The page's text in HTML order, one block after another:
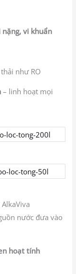
nặng, vi khuẩn
như RO
– linh hoạt mọi
nước đưa vào
hoạt tính